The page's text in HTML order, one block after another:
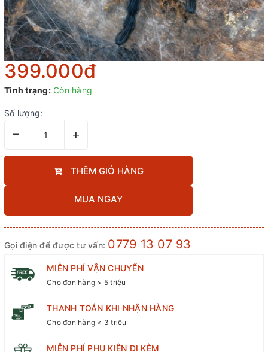
399.000₫
Tình trạng: Còn hàng
Số lượng:
– +
THÊM GIỎ HÀNG
MUA NGAY
Gọi điện để được tư vấn: 0779 13 07 93
MIỄN PHÍ VẬN CHUYỂN
Cho đơn hàng > 5 triệu
THANH TOÁN KHI NHẬN HÀNG
Cho đơn hàng < 3 triệu
MIỄN PHÍ PHỤ KIỆN ĐI KÈM